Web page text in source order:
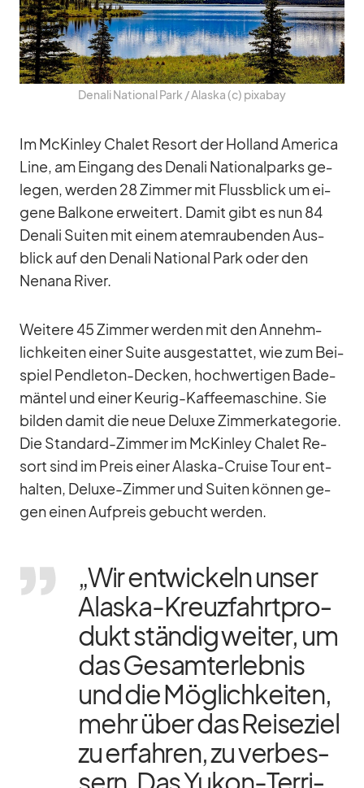
De­nali Na­tio­nal Park /​ Alaska (c) pix­a­bay
Im McKin­ley Cha­let Re­sort der Hol­land Ame­rica
Line, am Ein­gang des De­nali Na­tio­nal­parks ge­
le­gen, wer­den 28 Zim­mer mit Fluss­blick um ei­
gene Bal­kone er­wei­tert. Da­mit gibt es nun 84
De­nali Sui­ten mit ei­nem atem­rau­ben­den Aus­
blick auf den De­nali Na­tio­nal Park oder den
Nen­ana Ri­ver.
Wei­tere 45 Zim­mer wer­den mit den An­nehm­
lich­kei­ten ei­ner Suite aus­ge­stat­tet, wie zum Bei­
spiel Pend­le­ton-De­cken, hoch­wer­ti­gen Ba­de­
män­tel und ei­ner Keu­rig-Kaf­fee­ma­schine. Sie
bil­den da­mit die neue De­luxe Zim­mer­ka­te­go­rie.
Die Stan­dard-Zim­mer im McKin­ley Cha­let Re­
sort sind im Preis ei­ner Alaska-Cruise Tour ent­
hal­ten, De­luxe-Zim­mer und Sui­ten kön­nen ge­
gen ei­nen Auf­preis ge­bucht wer­den.
„Wir ent­wi­ckeln un­ser
Alaska-Kreuz­fahrt­pro­
dukt stän­dig wei­ter, um
das Ge­samt­erleb­nis
und die Mög­lich­kei­ten,
mehr über das Rei­se­ziel
zu er­fah­ren, zu ver­bes­
sern. Das Yu­kon-Ter­ri­